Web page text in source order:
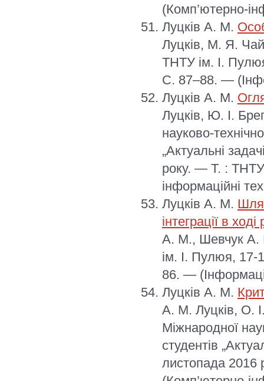
(Комп’ютерно-
Луцків А. М.
Луцків, М. Я.
ТНТУ ім. І.
С. 87–88. —
Луцків А. М.
Луцків, Ю. І.
науково-
„Актуальні
року. — Т. :
інформаційні
Луцків А. М.
інтеграції в
А. М., Шевчук А.
ім. І. Пулюя,
86. —
Луцків А. М.
А. М. Луцків, О.
Міжнародної
студентів
листопада